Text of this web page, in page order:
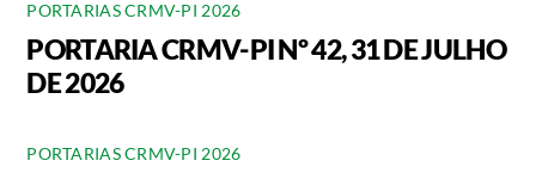
PORTARIAS CRMV-PI 2026
PORTARIA CRMV-PI Nº 42, 31 DE JULHO
DE 2026
PORTARIAS CRMV-PI 2026